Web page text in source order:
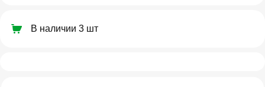
В наличии 3 шт